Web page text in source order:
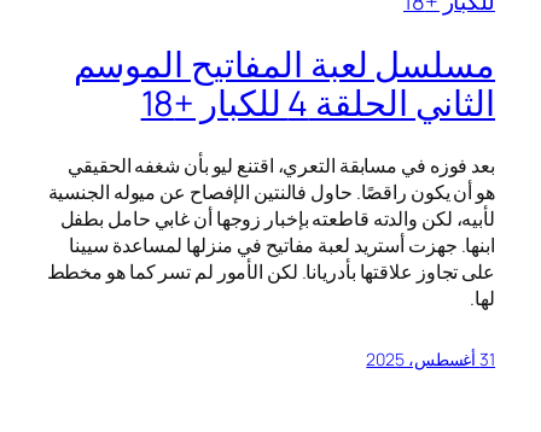
مسلسل لعبة المفاتيح الموسم
الثاني الحلقة 4 للكبار +18
بعد فوزه في مسابقة التعري، اقتنع ليو بأن شغفه الحقيقي
هو أن يكون راقصًا. حاول فالنتين الإفصاح عن ميوله الجنسية
لأبيه، لكن والدته قاطعته بإخبار زوجها أن غابي حامل بطفل
ابنها. جهزت أستريد لعبة مفاتيح في منزلها لمساعدة سيينا
على تجاوز علاقتها بأدريانا. لكن الأمور لم تسر كما هو مخطط
لها.
31 أغسطس، 2025